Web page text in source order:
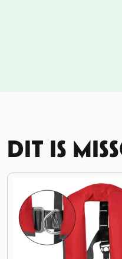
DIT IS